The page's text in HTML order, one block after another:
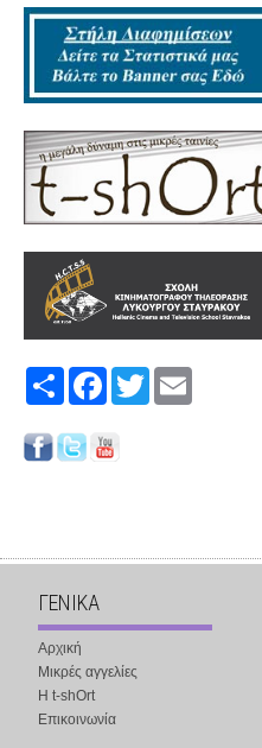
Share FacebookTwitter
ΓΕΝΙΚΑ
Αρχική
Μικρές αγγελίες
Η t-shOrt
Επικοινωνία